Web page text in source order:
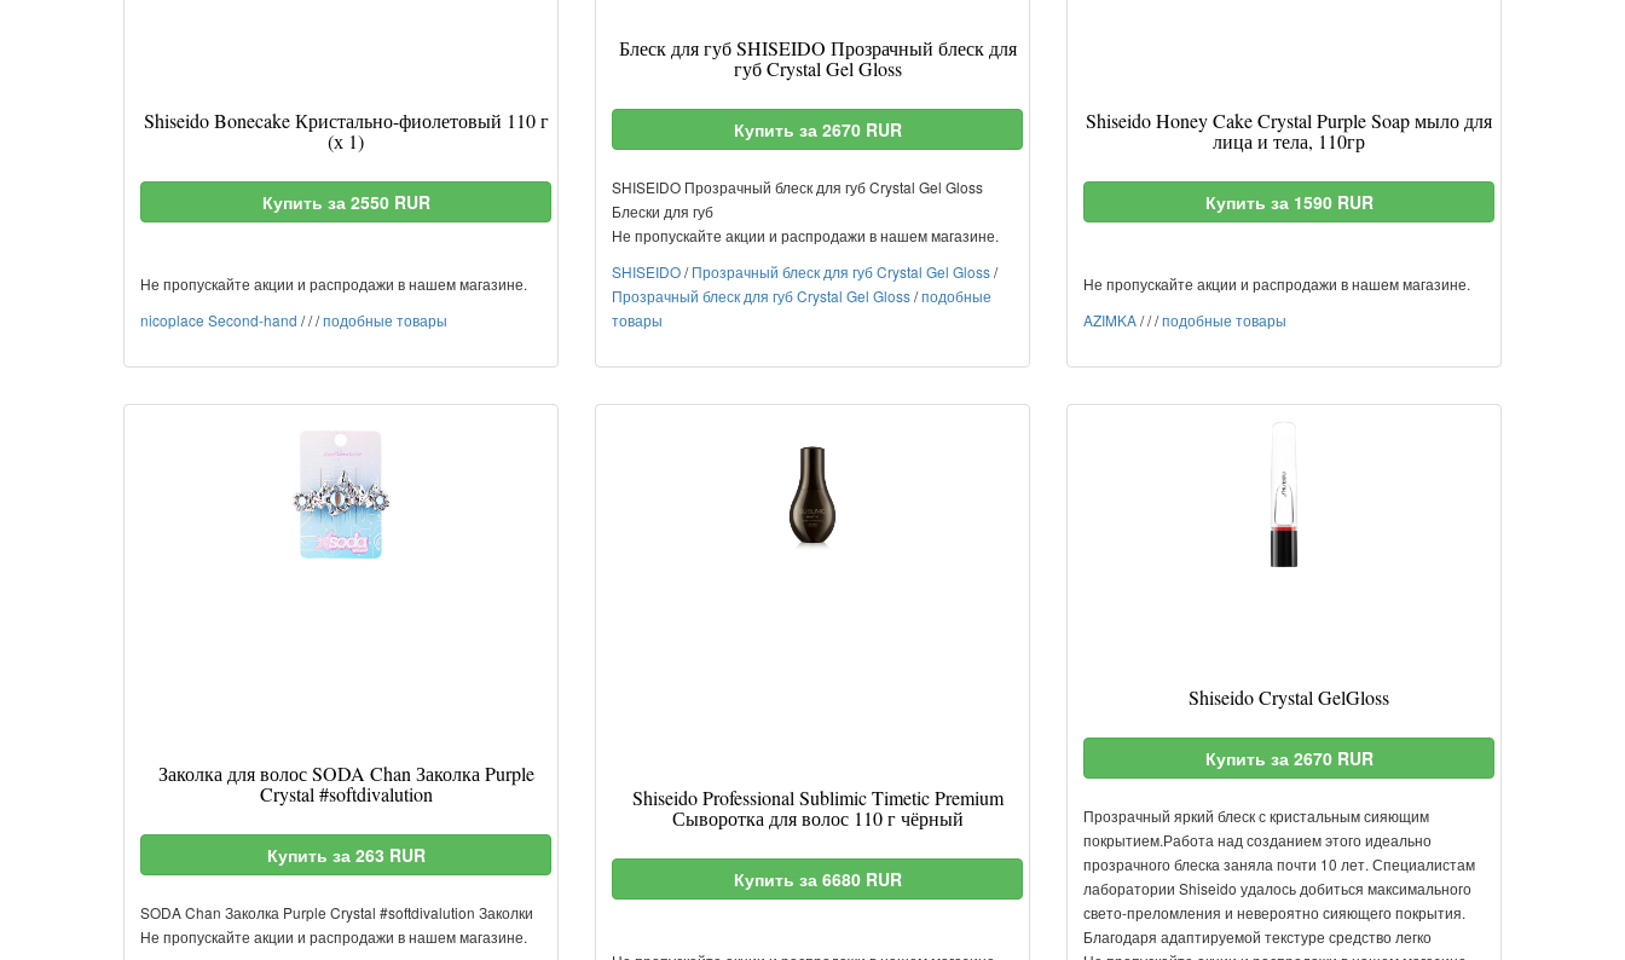
Shiseido Bonecake Кристально-фиолетовый 110 г
(х 1)
Купить за 2550 RUR
Не пропускайте акции и распродажи в нашем магазине.
nicoplace Second-hand ///подобные товары
Блеск для губ SHISEIDO Прозрачный блеск для
губ Crystal Gel Gloss
Купить за 2670 RUR
SHISEIDO Прозрачный блеск для губ Crystal Gel Gloss
Блески для губ
Не пропускайте акции и распродажи в нашем магазине.
SHISEIDO/Прозрачный блеск для губ Crystal Gel Gloss/
Прозрачный блеск для губ Crystal Gel Gloss/подобные
товары
Shiseido Honey Cake Crystal Purple Soap мыло для
лица и тела, 110гр
Купить за 1590 RUR
Не пропускайте акции и распродажи в нашем магазине.
AZIMKA///подобные товары
Заколка для волос SODA Chan Заколка Purple
Crystal #softdivalution
Купить за 263 RUR
SODA Chan Заколка Purple Crystal #softdivalution Заколки
Не пропускайте акции и распродажи в нашем магазине.
Shiseido Professional Sublimic Timetic Premium
Сыворотка для волос 110 г чёрный
Купить за 6680 RUR
Shiseido Crystal GelGloss
Купить за 2670 RUR
Прозрачный яркий блеск с кристальным сияющим
покрытием.Работа над созданием этого идеально
прозрачного блеска заняла почти 10 лет. Специалистам
лаборатории Shiseido удалось добиться максимального
свето-преломления и невероятно сияющего покрытия.
Благодаря адаптируемой текстуре средство легко